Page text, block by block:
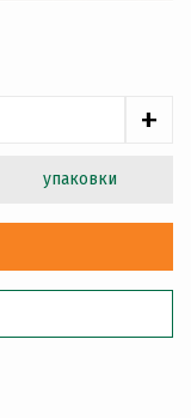
+
упаковки